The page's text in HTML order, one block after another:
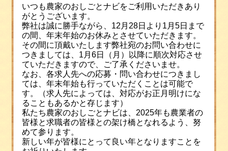
いつも農家のおしごとナビをご利用いただきあり
がとうございます。
弊社は誠に勝手ながら、12月28日より1月5日まで
の間、年末年始のお休みとさせていただきます。
その間に頂戴いたします弊社宛のお問い合わせに
つきましては、1月6日（月）以降に順次対応させ
ていただきますので、ご了承くださいませ。
なお、各求人先への応募・問い合わせにつきまし
ては、年末年始も行っていただくことは可能で
す。（求人先によっては、対応がお正月明けにな
ることもあるかと存じます）
私たち農家のおしごとナビは、2025年も農業者の
皆様と求職者の皆様との架け橋となれるよう、努
めて参ります。
新しい年が皆様にとって良い年となりますことを